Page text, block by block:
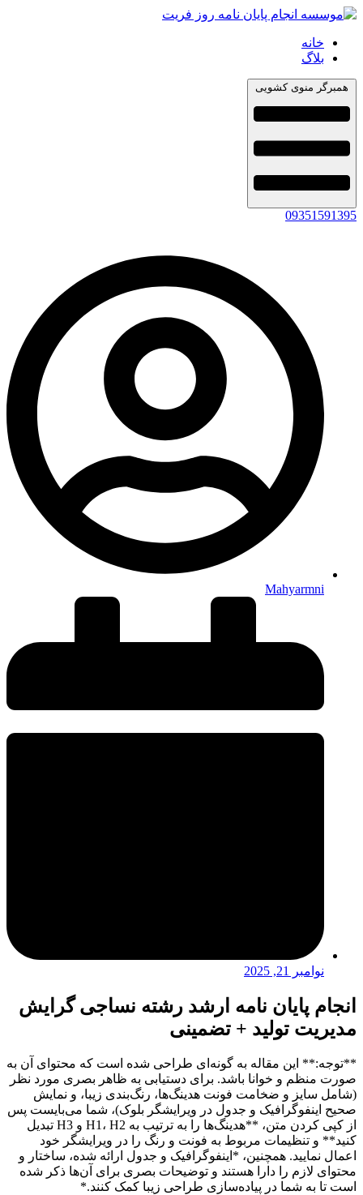
خانه
بلاگ
همبرگر منوی کشویی
09351591395
Mahyarmni
نوامبر 21, 2025
انجام پایان نامه ارشد رشته نساجی گرایش
مدیریت تولید + تضمینی
**توجه:** این مقاله به گونه‌ای طراحی شده است که محتوای آن به
صورت منظم و خوانا باشد. برای دستیابی به ظاهر بصری مورد نظر
(شامل سایز و ضخامت فونت هدینگ‌ها، رنگ‌بندی زیبا، و نمایش
صحیح اینفوگرافیک و جدول در ویرایشگر بلوک)، شما می‌بایست پس
از کپی کردن متن، **هدینگ‌ها را به ترتیب به H1، H2 و H3 تبدیل
کنید** و تنظیمات مربوط به فونت و رنگ را در ویرایشگر خود
اعمال نمایید. همچنین، *اینفوگرافیک و جدول ارائه شده، ساختار و
محتوای لازم را دارا هستند و توضیحات بصری برای آن‌ها ذکر شده
است تا به شما در پیاده‌سازی طراحی زیبا کمک کنند.*